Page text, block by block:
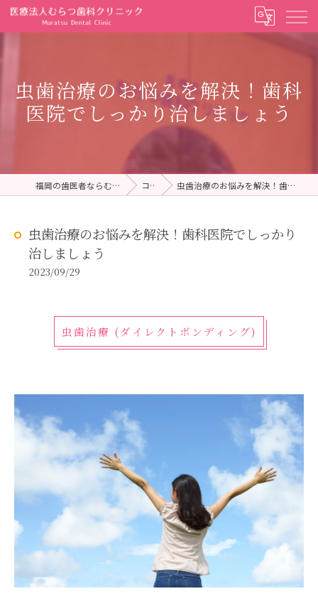
虫歯治療のお悩みを解決！歯科
医院でしっかり治しましょう
福岡の歯医者ならむらつ歯科クリニック コラム 虫歯治療のお悩みを解決！歯科医院でしっかり治しましょう
虫歯治療のお悩みを解決！歯科医院でしっかり
治しましょう
2023/09/29
虫歯治療 (ダイレクトボンディング)